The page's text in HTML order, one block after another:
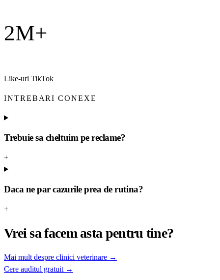
2M+
Like-uri TikTok
INTREBARI CONEXE
Trebuie sa cheltuim pe reclame?
+
Daca ne par cazurile prea de rutina?
+
Vrei sa facem asta pentru tine?
Mai mult despre clinici veterinare →
Cere auditul gratuit →